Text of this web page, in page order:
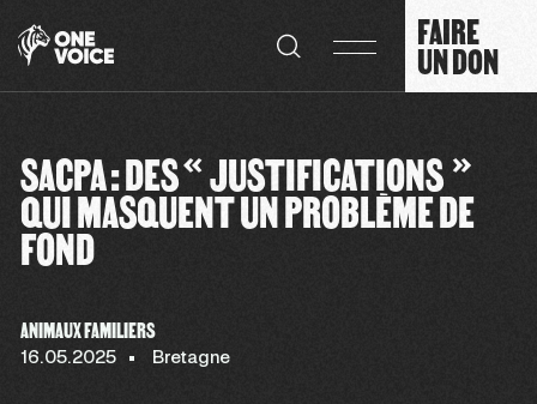
FAIRE
UN DON
SACPA : DES « JUSTIFICATIONS »
QUI MASQUENT UN PROBLÈME DE
FOND
ANIMAUX FAMILIERS
16.05.2025 Bretagne